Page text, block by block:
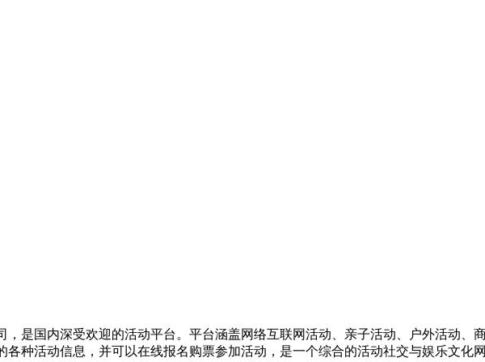
是国内深受欢迎的活动平台。平台涵盖网络互联网活动、亲子活动、户外活动、
种活动信息，并可以在线报名购票参加活动，是一个综合的活动社交与娱乐文化网